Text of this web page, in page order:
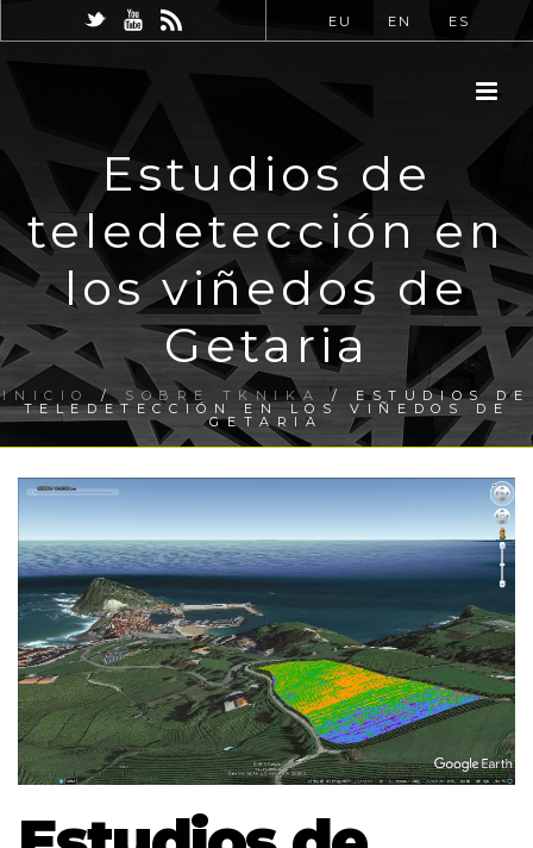
EU EN ES
Estudios de
teledetección en
los viñedos de
Getaria
INICIO / SOBRE TKNIKA / ESTUDIOS DE
TELEDETECCIÓN EN LOS VIÑEDOS DE
GETARIA